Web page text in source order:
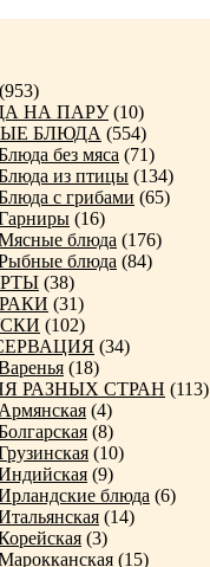
(953)
НА ПАРУ(10)
БЛЮДА (554)
без мяса (71)
из птицы (134)
с грибами (65)
(16)
блюда (176)
блюда (84)
(38)
(31)
(102)
(34)
(18)
РАЗНЫХ СТРАН (113)
Армянская (4)
(8)
(10)
(9)
блюда (6)
(14)
(3)
(15)